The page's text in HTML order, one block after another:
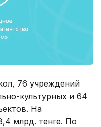
76 учреждений
культурных и 64
На
млрд. тенге. По